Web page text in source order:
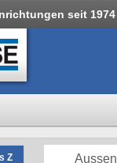
seit 1974
Z